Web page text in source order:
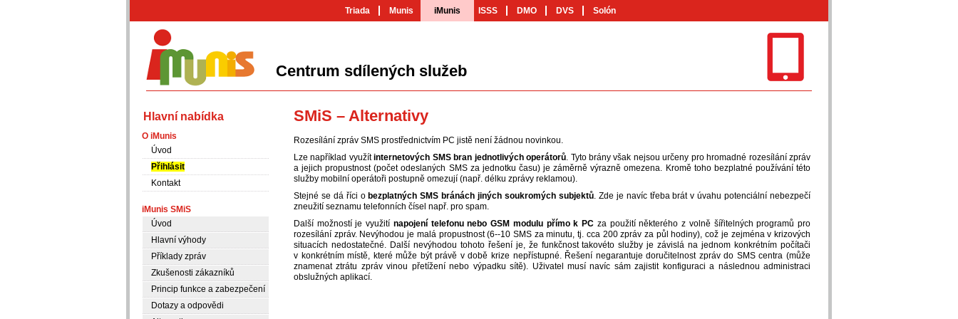
Triada Munis iMunis ISSS DMO DVS Solón
Centrum sdílených služeb
SMiS – Alternativy
Rozesílání zpráv SMS prostřednictvím PC jistě není žádnou novinkou.
Lze například využítinternetových SMS bran jednotlivých operátorů. Tyto brány však nejsou určeny pro hromadné rozesílání zpráv
a jejich propustnost (počet odeslaných SMS za jednotku času) je záměrně výrazně omezena. Kromě toho bezplatné používání této
služby mobilní operátoři postupně omezují (např. délku zprávy reklamou).
Stejné se dá říci o bezplatných SMS bránách jiných soukromých subjektů. Zde je navíc třeba brát v úvahu potenciální nebezpečí
zneužití seznamu telefonních čísel např. pro spam.
Další možností je využití napojení telefonu nebo GSM modulu přímo k PC za použití některého z volně šířitelných programů pro
rozesílání zpráv. Nevýhodou je malá propustnost (6--10 SMS za minutu, tj. cca 200 zpráv za půl hodiny), což je zejména v krizových
situacích nedostatečné. Další nevýhodou tohoto řešení je, že funkčnost takovéto služby je závislá na jednom konkrétním počítači
v konkrétním místě, které může být právě v době krize nepřístupné. Řešení negarantuje doručitelnost zpráv do SMS centra (může
znamenat ztrátu zpráv vinou přetížení nebo výpadku sítě). Uživatel musí navíc sám zajistit konfiguraci a následnou administraci
obslužných aplikací.
Hlavní nabídka
O iMunis
Úvod
Přihlásit
Kontakt
iMunis SMiS
Úvod
Hlavní výhody
Příklady zpráv
Zkušenosti zákazníků
Princip funkce a zabezpečení
Dotazy a odpovědi